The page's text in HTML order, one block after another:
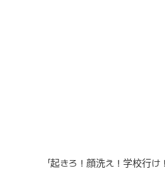
「起きろ！顔洗え！学校行